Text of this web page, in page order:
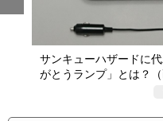
サンキューハザードに
がとうランプ」とは？（